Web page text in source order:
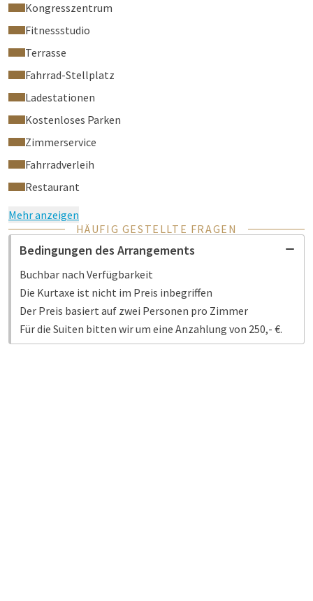
Kongresszentrum
Fitnessstudio
Terrasse
Fahrrad-Stellplatz
Ladestationen
Kostenloses Parken
Zimmerservice
Fahrradverleih
Restaurant
Mehr anzeigen
HÄUFIG GESTELLTE FRAGEN
Bedingungen des Arrangements
Buchbar nach Verfügbarkeit
Die Kurtaxe ist nicht im Preis inbegriffen
Der Preis basiert auf zwei Personen pro Zimmer
Für die Suiten bitten wir um eine Anzahlung von 250,- €.